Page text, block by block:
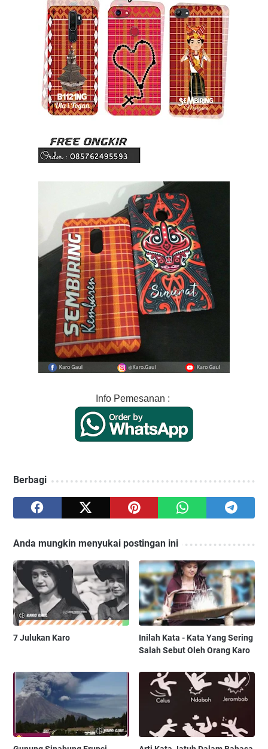
Info Pemesanan :
Berbagi
Anda mungkin menyukai postingan ini
7 Julukan Karo
Inilah Kata - Kata Yang Sering
Salah Sebut Oleh Orang Karo